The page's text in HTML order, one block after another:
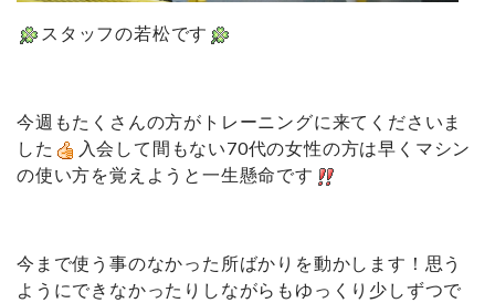
スタッフの若松です
今週もたくさんの方がトレーニングに来てくださいま
した
入会して間もない70代の女性の方は早くマシン
の使い方を覚えようと一生懸命です
今まで使う事のなかった所ばかりを動かします！思う
ようにできなかったりしながらもゆっくり少しずつで